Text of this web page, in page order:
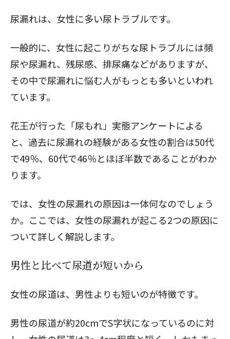
尿漏れは、女性に多い尿トラブルです。
一般的に、女性に起こりがちな尿トラブルには頻
尿や尿漏れ、残尿感、排尿痛などがありますが、
その中で尿漏れに悩む人がもっとも多いといわれ
ています。
花王が行った 「尿もれ」実態アンケートによる
と、過去に尿漏れの経験がある女性の割合は50代
で49％、60代で46％とほぼ半数であることがわか
ります。
では、女性の尿漏れの原因は一体何なのでしょう
か。ここでは、女性の尿漏れが起こる2つの原因に
ついて詳しく解説します。
男性と比べて尿道が短いから
女性の尿道は、男性よりも短いのが特徴です。
男性の尿道が約20cmでS字状になっているのに対